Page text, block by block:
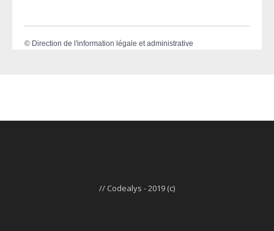
© Direction de l'information légale et administrative
// Codealys - 2019 (c)